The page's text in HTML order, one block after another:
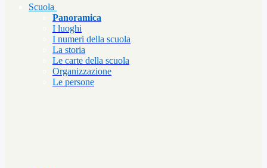
Scuola
Panoramica
I luoghi
I numeri della scuola
La storia
Le carte della scuola
Organizzazione
Le persone